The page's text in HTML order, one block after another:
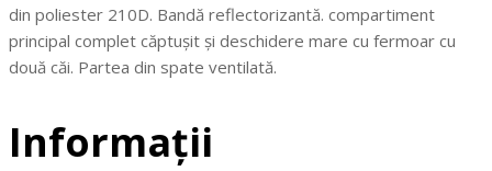
din poliester 210D. Bandă reflectorizantă. compartiment
principal complet căptușit și deschidere mare cu fermoar cu
două căi. Partea din spate ventilată.
Informații